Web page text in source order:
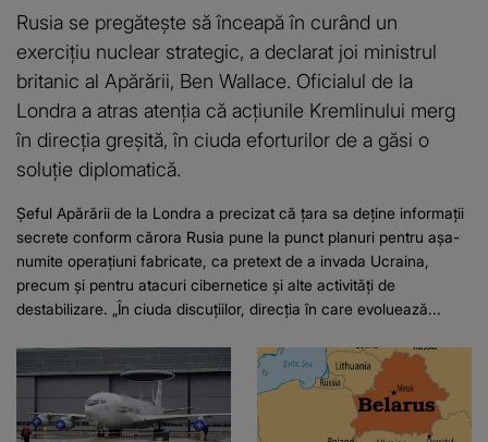
Rusia se pregăteşte să înceapă în curând un
exerciţiu nuclear strategic, a declarat joi ministrul
britanic al Apărării, Ben Wallace. Oficialul de la
Londra a atras atenţia că acţiunile Kremlinului merg
în direcţia greşită, în ciuda eforturilor de a găsi o
soluţie diplomatică.
Șeful Apărării de la Londra a precizat că țara sa deţine informaţii
secrete conform cărora Rusia pune la punct planuri pentru aşa-
numite operaţiuni fabricate, ca pretext de a invada Ucraina,
precum şi pentru atacuri cibernetice şi alte activităţi de
destabilizare. „În ciuda discuţiilor, direcţia în care evoluează...